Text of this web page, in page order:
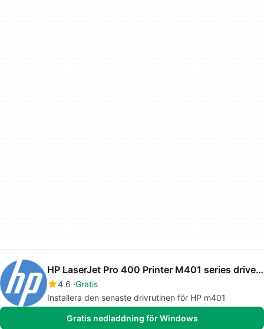
HP LaserJet Pro 400 Printer M401 series drivers
4.6 Gratis
Installera den senaste drivrutinen för HP m401
Gratis nedladdning för Windows